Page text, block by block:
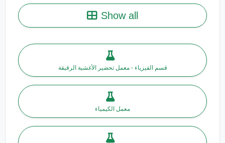
Show all
قسم الفيزياء - معمل تحضير الأغشية الرقيقة
معمل الكيمياء